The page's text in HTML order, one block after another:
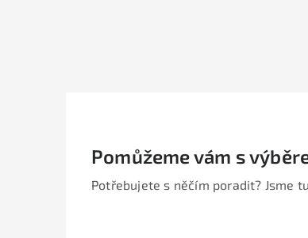
Pomůžeme vám s
Potřebujete s něčím poradit? Jsme